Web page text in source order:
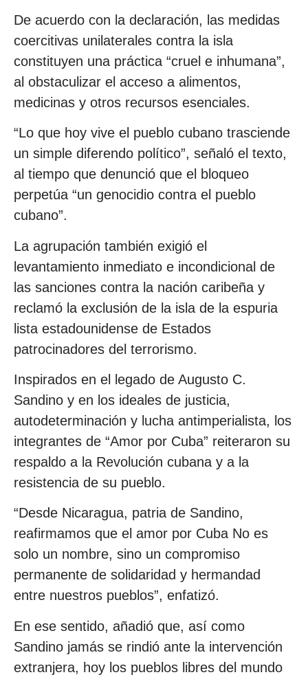
De acuerdo con la declaración, las medidas
coercitivas unilaterales contra la isla
constituyen una práctica “cruel e inhumana”,
al obstaculizar el acceso a alimentos,
medicinas y otros recursos esenciales.
“Lo que hoy vive el pueblo cubano trasciende
un simple diferendo político”, señaló el texto,
al tiempo que denunció que el bloqueo
perpetúa “un genocidio contra el pueblo
cubano”.
La agrupación también exigió el
levantamiento inmediato e incondicional de
las sanciones contra la nación caribeña y
reclamó la exclusión de la isla de la espuria
lista estadounidense de Estados
patrocinadores del terrorismo.
Inspirados en el legado de Augusto C.
Sandino y en los ideales de justicia,
autodeterminación y lucha antimperialista, los
integrantes de “Amor por Cuba” reiteraron su
respaldo a la Revolución cubana y a la
resistencia de su pueblo.
“Desde Nicaragua, patria de Sandino,
reafirmamos que el amor por Cuba No es
solo un nombre, sino un compromiso
permanente de solidaridad y hermandad
entre nuestros pueblos”, enfatizó.
En ese sentido, añadió que, así como
Sandino jamás se rindió ante la intervención
extranjera, hoy los pueblos libres del mundo